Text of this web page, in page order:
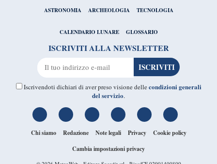
ASTRONOMIA ARCHEOLOGIA TECNOLOGIA
CALENDARIO LUNARE GLOSSARIO
ISCRIVITI ALLA NEWSLETTER
Iscrivendoti dichiari di aver preso visione dellecondizioni generali
del servizio.
Chi siamo Redazione Note legali Privacy
Cookie policy
Cambia impostazioni privacy